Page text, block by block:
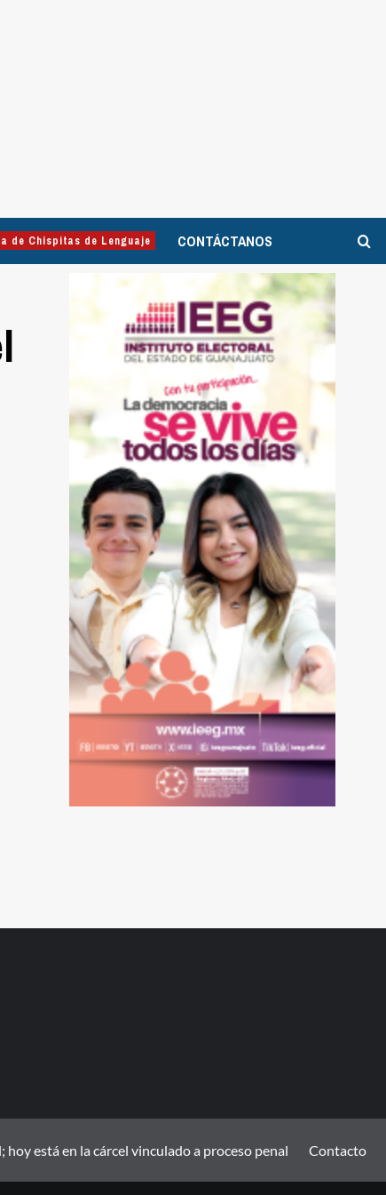
de Chispitas de Lenguaje CONTÁCTANOS
está en la cárcel vinculado a proceso penal Contacto